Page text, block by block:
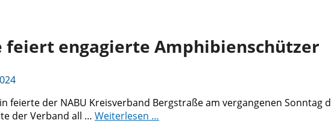
feiert engagierte Amphibienschützer
feierte der NABU Kreisverband Bergstraße am vergangenen
der Verband all … Weiterlesen …